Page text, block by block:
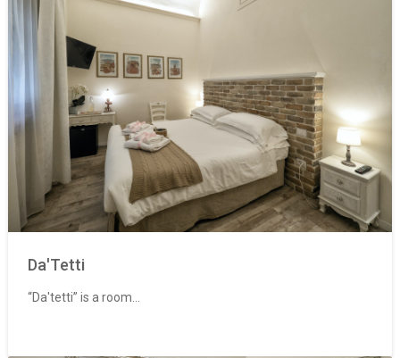
Da'Tetti
“Da'tetti” is a room...